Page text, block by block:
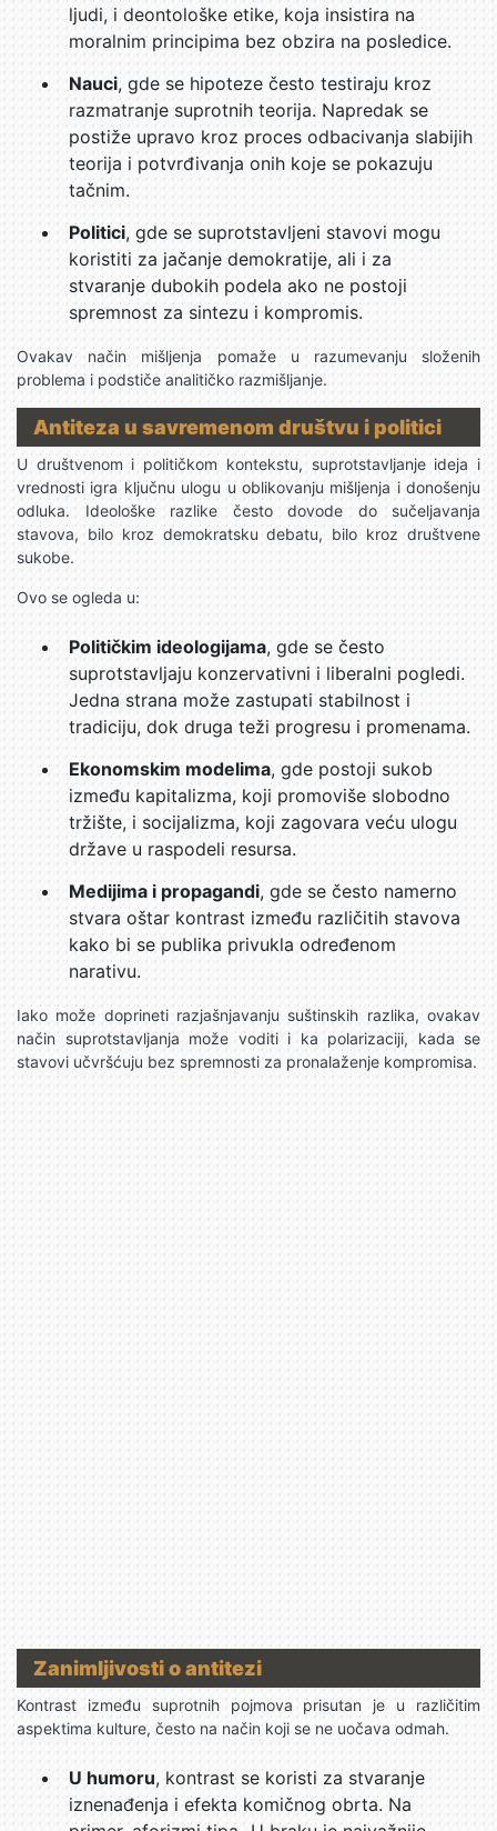
ljudi, i deontološke etike, koja insistira na
moralnim principima bez obzira na posledice.
Nauci, gde se hipoteze često testiraju kroz
razmatranje suprotnih teorija. Napredak se
postiže upravo kroz proces odbacivanja slabijih
teorija i potvrđivanja onih koje se pokazuju
tačnim.
Politici, gde se suprotstavljeni stavovi mogu
koristiti za jačanje demokratije, ali i za
stvaranje dubokih podela ako ne postoji
spremnost za sintezu i kompromis.
Ovakav način mišljenja pomaže u razumevanju složenih
problema i podstiče analitičko razmišljanje.
Antiteza u savremenom društvu i politici
U društvenom i političkom kontekstu, suprotstavljanje ideja i
vrednosti igra ključnu ulogu u oblikovanju mišljenja i donošenju
odluka. Ideološke razlike često dovode do sučeljavanja
stavova, bilo kroz demokratsku debatu, bilo kroz društvene
sukobe.
Ovo se ogleda u:
Političkim ideologijama, gde se često
suprotstavljaju konzervativni i liberalni pogledi.
Jedna strana može zastupati stabilnost i
tradiciju, dok druga teži progresu i promenama.
Ekonomskim modelima, gde postoji sukob
između kapitalizma, koji promoviše slobodno
tržište, i socijalizma, koji zagovara veću ulogu
države u raspodeli resursa.
Medijima i propagandi, gde se često namerno
stvara oštar kontrast između različitih stavova
kako bi se publika privukla određenom
narativu.
Iako može doprineti razjašnjavanju suštinskih razlika, ovakav
način suprotstavljanja može voditi i ka polarizaciji, kada se
stavovi učvršćuju bez spremnosti za pronalaženje kompromisa.
Zanimljivosti o antitezi
Kontrast između suprotnih pojmova prisutan je u različitim
aspektima kulture, često na način koji se ne uočava odmah.
U humoru, kontrast se koristi za stvaranje
iznenađenja i efekta komičnog obrta. Na